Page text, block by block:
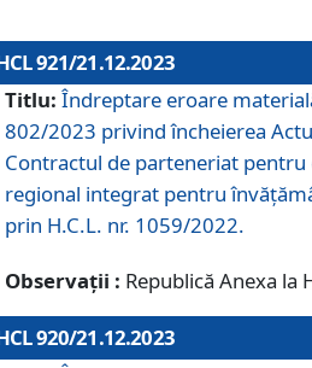
921/21.12.2023
Titlu: Îndreptare eroare
802/2023 privind încheierea
Contractul de parteneriat
regional integrat pentru
prin H.C.L. nr. 1059/2022.
Observații : Republică Anexa la
920/21.12.2023